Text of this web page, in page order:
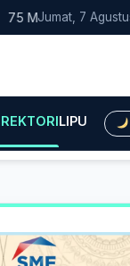
Fakultas
Jumat, 7
LIPUTAN